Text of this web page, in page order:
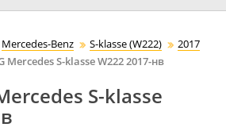
Mercedes-Benz S-klasse (W222)
2017
Mercedes S-klasse W222 2017-нв
S-klasse